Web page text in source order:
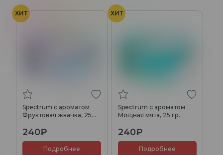
ХИТ
Жвачка
Spectrum с ароматом
Фруктовая жвачка, 25
240₽
Подробнее
ХИТ
Мята
Spectrum с ароматом
Мощная мята, 25 гр.
240₽
Подробнее